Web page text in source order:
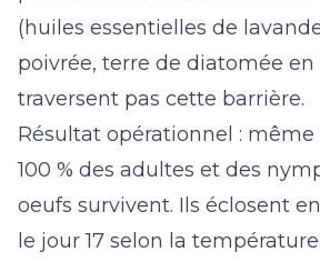
(huiles essentielles de
poivrée, terre de diatomée en
traversent pas cette barrière.
Résultat opérationnel :
100 % des adultes et des
oeufs survivent. Ils éclosent
le jour 17 selon la